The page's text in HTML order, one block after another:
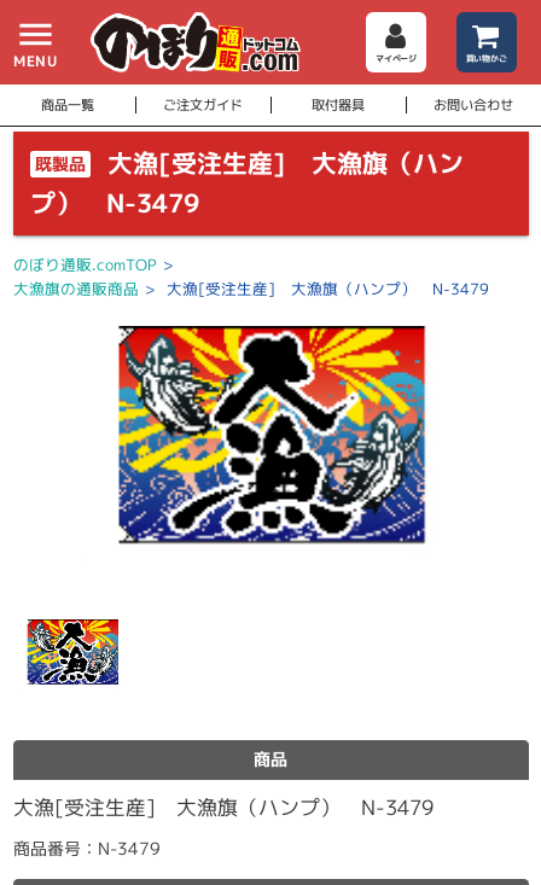
menu
MENU マイページ 買い物かご
商品一覧 ご注文ガイド 取付器具 お問い合わせ
既製品
大漁[受注生産] 大漁旗（ハン
プ） N-3479
のぼり通販.comTOP >
大漁旗の通販商品 > 大漁[受注生産] 大漁旗（ハンプ） N-3479
商品
大漁[受注生産] 大漁旗（ハンプ） N-3479
商品番号：N-3479